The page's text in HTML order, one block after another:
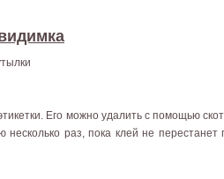
Его можно удалить с помощью
раз, пока клей не перестанет